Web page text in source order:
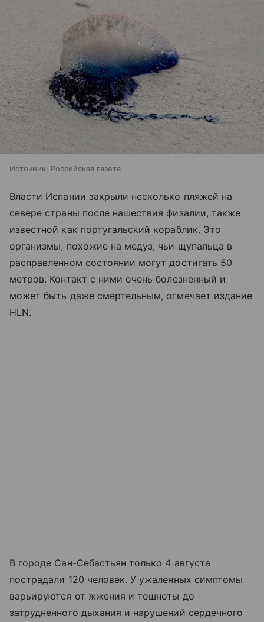
Источник: Российская газета
Власти Испании закрыли несколько пляжей на
севере страны после нашествия физалии, также
известной как португальский кораблик. Это
организмы, похожие на медуз, чьи щупальца в
расправленном состоянии могут достигать 50
метров. Контакт с ними очень болезненный и
может быть даже смертельным, отмечает издание
HLN.
В городе Сан-Себастьян только 4 августа
пострадали 120 человек. У ужаленных симптомы
варьируются от жжения и тошноты до
затрудненного дыхания и нарушений сердечного